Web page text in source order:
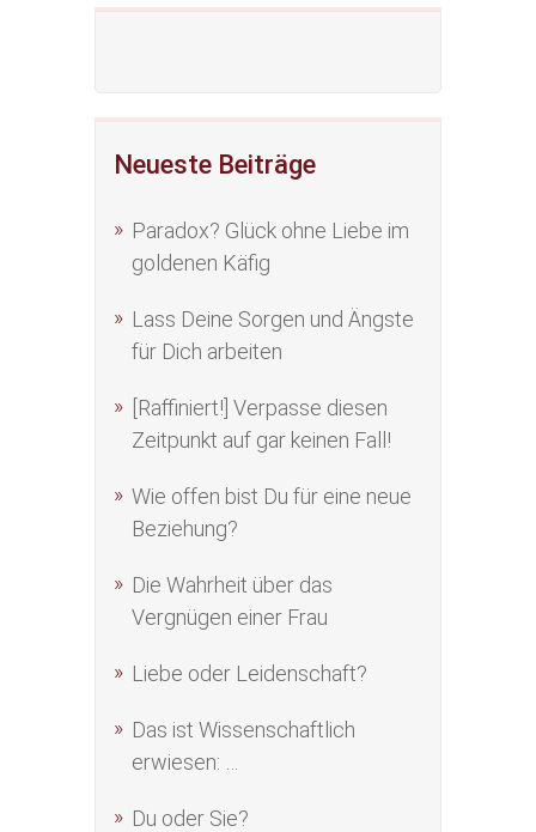
Neueste Beiträge
Paradox? Glück ohne Liebe im
goldenen Käfig
Lass Deine Sorgen und Ängste
für Dich arbeiten
[Raffiniert!] Verpasse diesen
Zeitpunkt auf gar keinen Fall!
Wie offen bist Du für eine neue
Beziehung?
Die Wahrheit über das
Vergnügen einer Frau
Liebe oder Leidenschaft?
Das ist Wissenschaftlich
erwiesen: …
Du oder Sie?